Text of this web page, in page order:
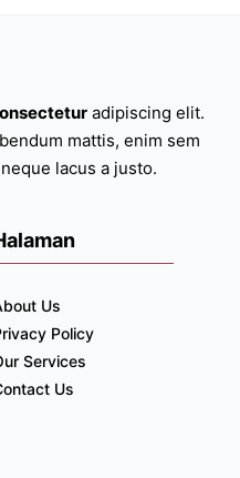
adipiscing elit.
mattis, enim sem
lacus a justo.
Us
Policy
Services
Us